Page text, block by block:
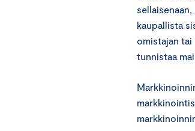
kaupallista
omistajan tai
tunnistaa